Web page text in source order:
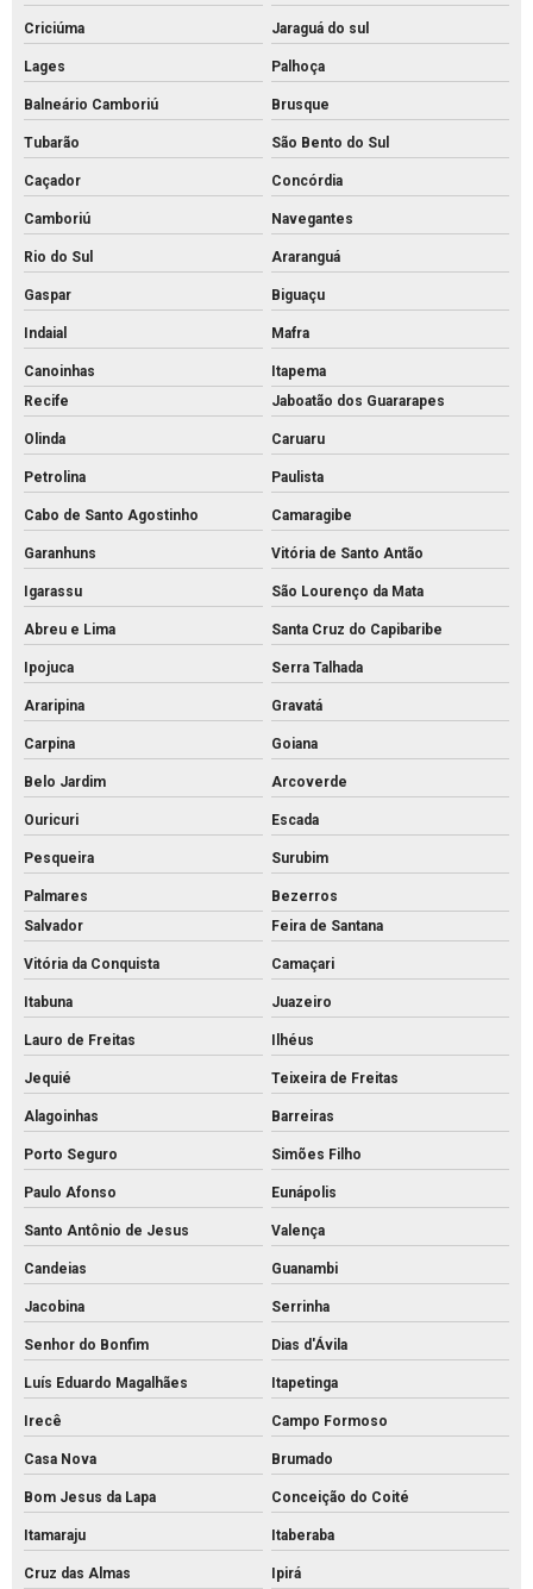
Preço bloco de concreto
Preço de bloco intertravado de concreto
Preço do piso intertravado
Pvs concreto rs
Pvs concreto valor
Pvs concreto
Tijolo de concreto para calçada
Tijolo de concreto maciço
Tijolo de concreto para muro
Tijolo de concreto preço
Tijolo de concreto vazado
Tijolo de concreto
Tubo de concreto 400mm
Tubo de concreto valor
Venda de bloquete para calçada
Criciúma Jaraguá do sul
Lages Palhoça
Balneário Camboriú Brusque
Tubarão São Bento do Sul
Caçador Concórdia
Camboriú Navegantes
Rio do Sul Araranguá
Gaspar Biguaçu
Indaial Mafra
Canoinhas
Itapema
Recife
Jaboatão dos Guararapes
Olinda Caruaru
Petrolina Paulista
Cabo de Santo Agostinho Camaragibe
Garanhuns Vitória de Santo Antão
Igarassu São Lourenço da Mata
Abreu e Lima Santa Cruz do Capibaribe
Ipojuca Serra Talhada
Araripina Gravatá
Carpina Goiana
Belo Jardim Arcoverde
Ouricuri Escada
Pesqueira Surubim
Palmares
Bezerros
Salvador
Feira de Santana
Vitória da Conquista Camaçari
Itabuna Juazeiro
Lauro de Freitas Ilhéus
Jequié Teixeira de Freitas
Alagoinhas Barreiras
Porto Seguro Simões Filho
Paulo Afonso Eunápolis
Santo Antônio de Jesus Valença
Candeias Guanambi
Jacobina Serrinha
Senhor do Bonfim Dias d'Ávila
Luís Eduardo Magalhães Itapetinga
Irecê Campo Formoso
Casa Nova Brumado
Bom Jesus da Lapa Conceição do Coité
Itamaraju Itaberaba
Cruz das Almas Ipirá